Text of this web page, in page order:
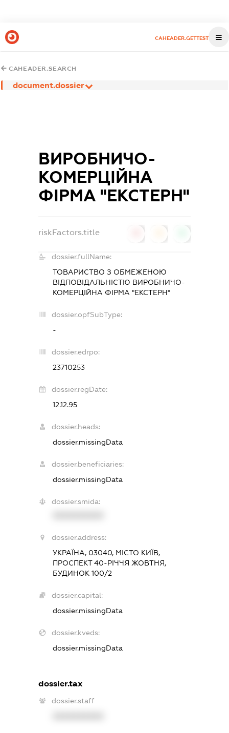
CAHEADER.GETTEST
CAHEADER.SEARCH
document.dossier
ВИРОБНИЧО-
КОМЕРЦІЙНА
ФІРМА "ЕКСТЕРН"
riskFactors.title
dossier.fullName:
ТОВАРИСТВО З ОБМЕЖЕНОЮ
ВІДПОВІДАЛЬНІСТЮ ВИРОБНИЧО-
КОМЕРЦІЙНА ФІРМА "ЕКСТЕРН"
dossier.opfSubType:
-
dossier.edrpo:
23710253
dossier.regDate:
12.12.95
dossier.heads:
dossier.missingData
dossier.beneficiaries:
dossier.missingData
dossier.smida:
dossier.address:
УКРАЇНА, 03040, МІСТО КИЇВ,
ПРОСПЕКТ 40-РІЧЧЯ ЖОВТНЯ,
БУДИНОК 100/2
dossier.capital:
dossier.missingData
dossier.kveds:
dossier.missingData
dossier.tax
dossier.staff